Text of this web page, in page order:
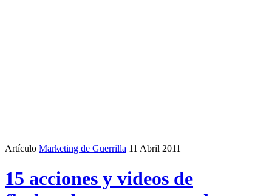
Artículo Marketing de Guerrilla 11 Abril 2011
15 acciones y videos de